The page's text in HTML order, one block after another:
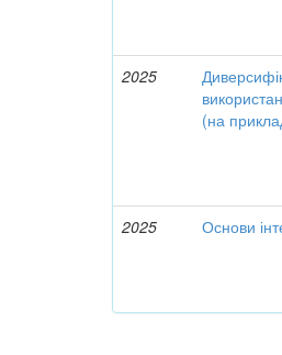
2025
(на
2025
Основи